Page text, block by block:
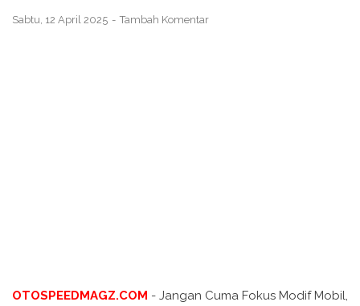
Sabtu, 12 April 2025 Tambah Komentar
OTOSPEEDMAGZ.COM - Jangan Cuma Fokus Modif Mobil,